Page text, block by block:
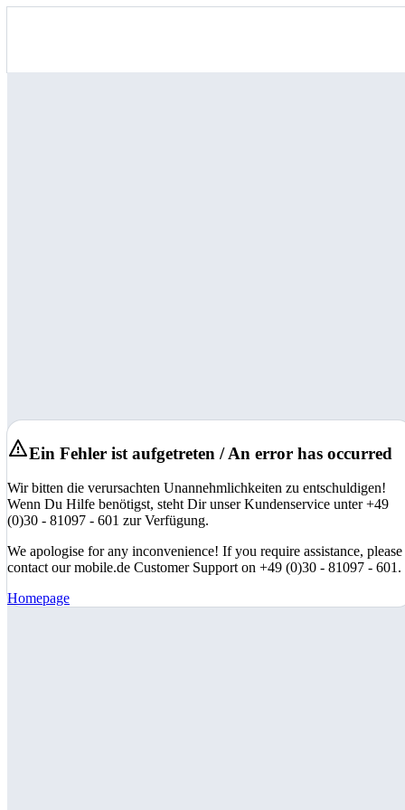
Ein Fehler ist aufgetreten / An error has occurred
Wir bitten die verursachten Unannehmlichkeiten zu entschuldigen!
Wenn Du Hilfe benötigst, steht Dir unser Kundenservice unter +49
(0)30 - 81097 - 601 zur Verfügung.
We apologise for any inconvenience! If you require assistance, please
contact our mobile.de Customer Support on +49 (0)30 - 81097 - 601.
Homepage